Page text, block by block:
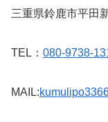
三重県鈴鹿市平田
TEL： 080-9738-
MAIL: